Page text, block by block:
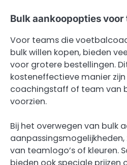
Bulk aankoopopties voor
Voor teams die
bulk willen kopen, bieden
voor grotere bestellingen.
kosteneffectieve manier
coachingstaff of team van
voorzien.
Bij het overwegen van bulk
van teamlogo’s of kleuren.